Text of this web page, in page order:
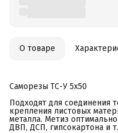
О товаре
Саморезы ТС-У 5х50
Подходят для соединения
крепления листовых
металла. Метиз
ДВП, ДСП, гипсокартона и